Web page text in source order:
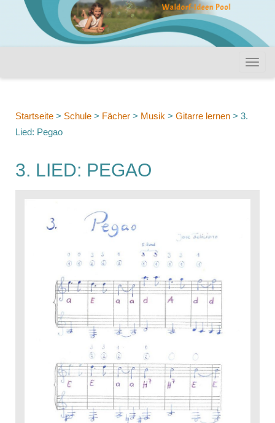
Startseite > Schule > Fächer > Musik > Gitarre lernen > 3.
Lied: Pegao
3. LIED: PEGAO